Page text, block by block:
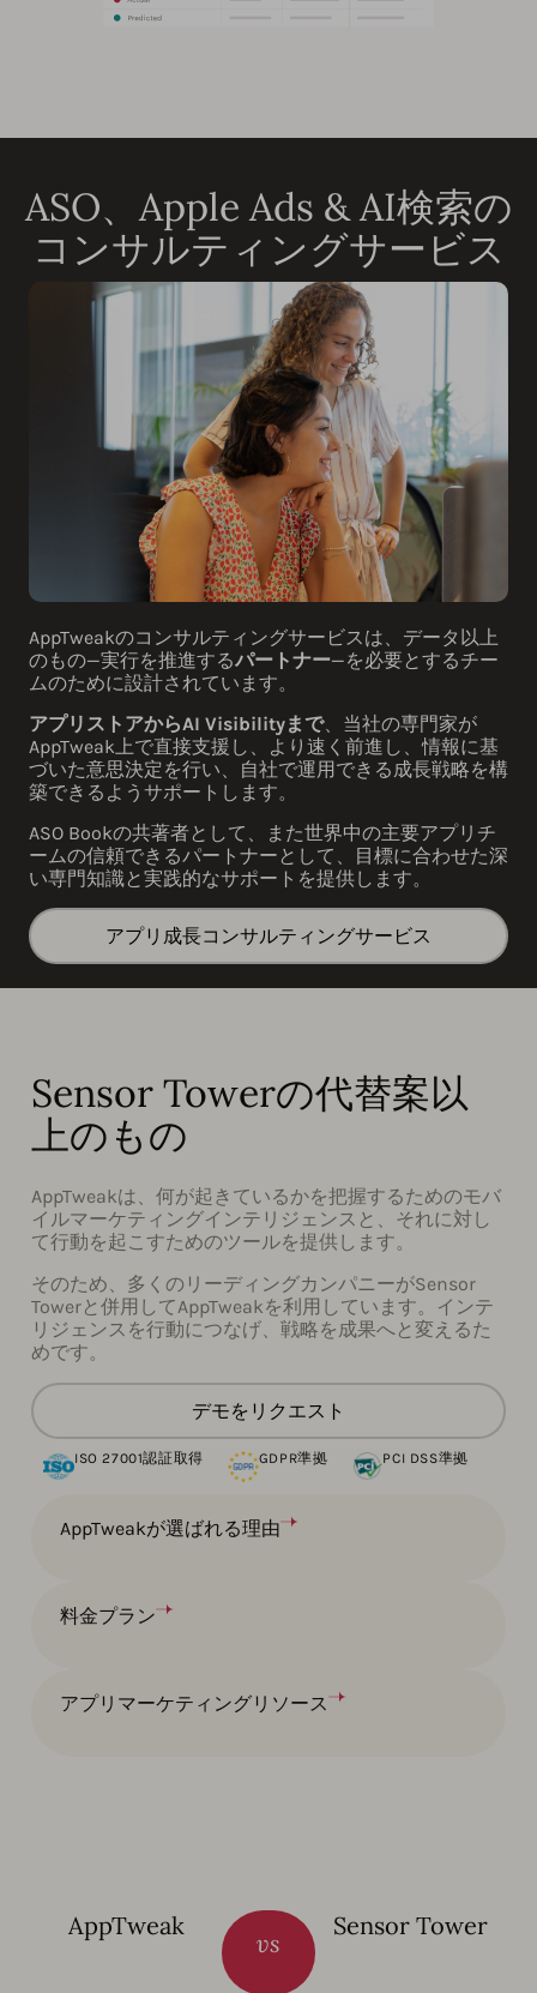
ASO、Apple Ads & AI検索の
コンサルティングサービス
AppTweakのコンサルティングサービスは、データ以上
のもの—実行を推進するパートナー—を必要とするチー
ムのために設計されています。
アプリストアからAI Visibilityまで、当社の専門家が
AppTweak上で直接支援し、より速く前進し、情報に基
づいた意思決定を行い、自社で運用できる成長戦略を構
築できるようサポートします。
ASO Bookの共著者として、また世界中の主要アプリチ
ームの信頼できるパートナーとして、目標に合わせた深
い専門知識と実践的なサポートを提供します。
アプリ成長コンサルティングサービス
AppTweakが選ばれる理由
料金プラン
アプリマーケティングリソース
Sensor Towerの代替案以
上のもの
AppTweakは、何が起きているかを把握するためのモバ
イルマーケティングインテリジェンスと、それに対し
て行動を起こすためのツールを提供します。
そのため、多くのリーディングカンパニーがSensor
Towerと併用してAppTweakを利用しています。インテ
リジェンスを行動につなげ、戦略を成果へと変えるた
めです。
デモをリクエスト
ISO 27001認証取得 GDPR準拠 PCI DSS準拠
AppTweak
vs
Sensor Tower